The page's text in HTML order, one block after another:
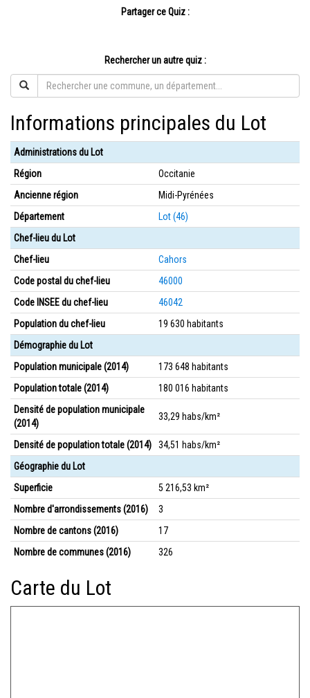
Partager ce Quiz :
Rechercher un autre quiz :
Informations principales du Lot
Administrations du Lot
Région
Occitanie
Ancienne région
Midi-Pyrénées
Département
Lot (46)
Chef-lieu du Lot
Chef-lieu
Cahors
Code postal du chef-lieu
46000
Code INSEE du chef-lieu
46042
Population du chef-lieu
19 630 habitants
Démographie du Lot
Population municipale (2014)
173 648 habitants
Population totale (2014)
180 016 habitants
Densité de population municipale
(2014)
33,29 habs/km²
Densité de population totale (2014)
34,51 habs/km²
Géographie du Lot
Superficie
5 216,53 km²
Nombre d'arrondissements (2016)
3
Nombre de cantons (2016)
17
Nombre de communes (2016)
326
Carte du Lot